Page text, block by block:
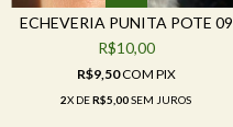
ECHEVERIA PUNITA POTE 09
R$10,00
R$9,50COM PIX
2X DER$5,00SEM JUROS